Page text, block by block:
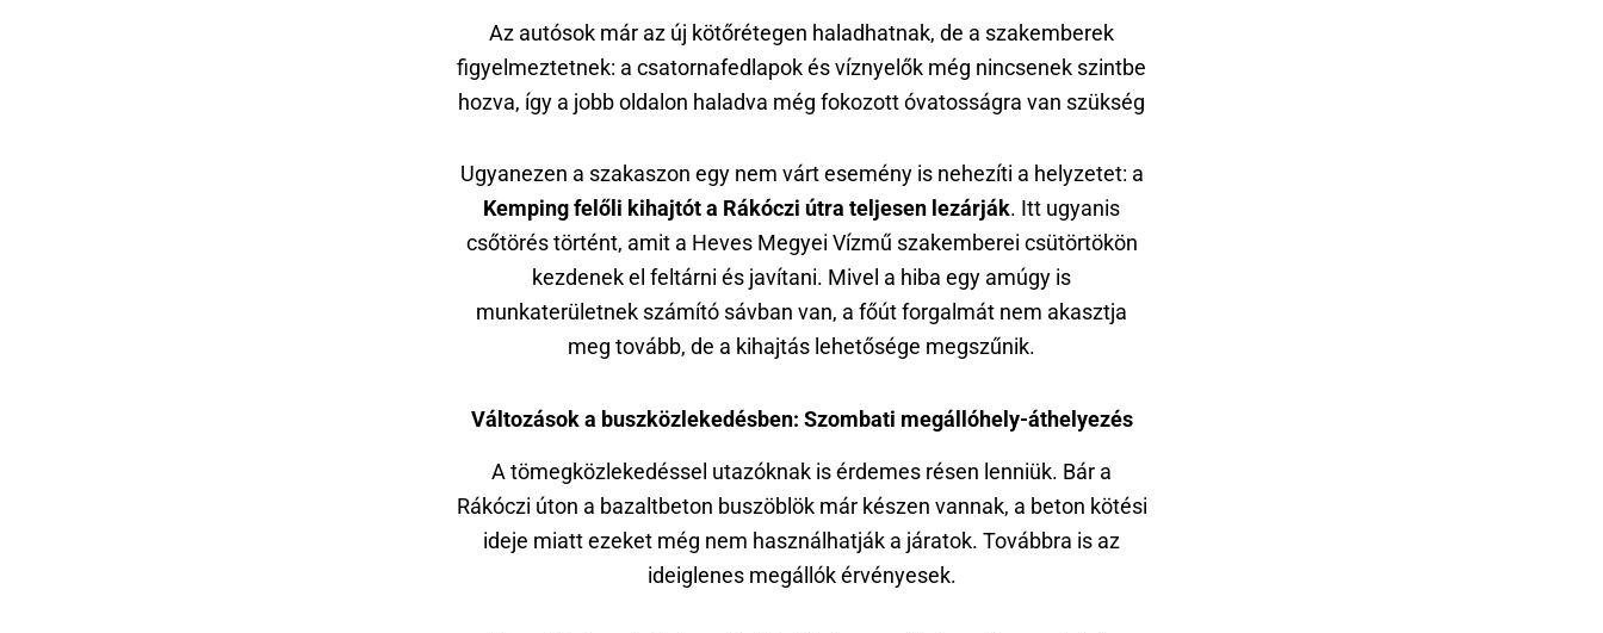
Az autósok már az új kötőrétegen haladhatnak, de a szakemberek
figyelmeztetnek: a csatornafedlapok és víznyelők még nincsenek szintbe
hozva, így a jobb oldalon haladva még fokozott óvatosságra van szükség
Ugyanezen a szakaszon egy nem várt esemény is nehezíti a helyzetet: a
Kemping felőli kihajtót a Rákóczi útra teljesen lezárják. Itt ugyanis
csőtörés történt, amit a Heves Megyei Vízmű szakemberei csütörtökön
kezdenek el feltárni és javítani. Mivel a hiba egy amúgy is
munkaterületnek számító sávban van, a főút forgalmát nem akasztja
meg tovább, de a kihajtás lehetősége megszűnik.
Változások a buszközlekedésben: Szombati megállóhely-áthelyezés
A tömegközlekedéssel utazóknak is érdemes résen lenniük. Bár a
Rákóczi úton a bazaltbeton buszöblök már készen vannak, a beton kötési
ideje miatt ezeket még nem használhatják a járatok. Továbbra is az
ideiglenes megállók érvényesek.